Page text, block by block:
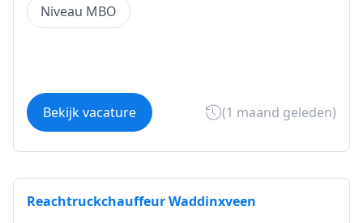
Niveau MBO
Bekijk vacature (1 maand geleden)
Reachtruckchauffeur Waddinxveen